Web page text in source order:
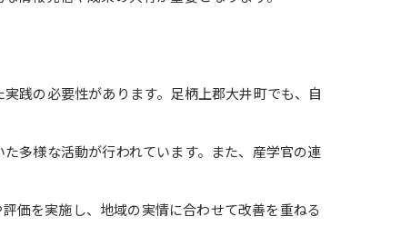
践の必要性があります。足柄上郡大井町でも、自
多様な活動が行われています。また、産学官の連
価を実施し、地域の実情に合わせて改善を重ねる